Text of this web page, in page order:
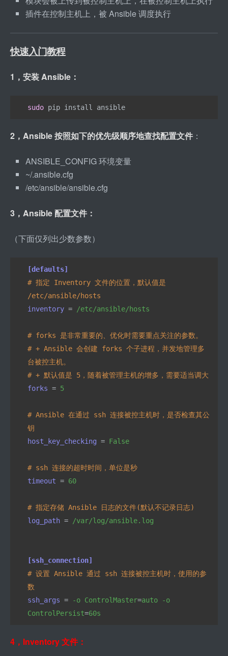
插件在控制主机上，被 Ansible 调度执行
快速入门教程
1，安装 Ansible：
sudo pip install ansible
2，Ansible 按照如下的优先级顺序地查找配置文件 ：
ANSIBLE CONFIG 环境变量
~/.ansible.cfg
/etc/ansible/ansible.cfg
3，Ansible 配置文件：
（下面仅列出少数参数）
[defaults]
# 指定 Inventory 文件的位置，默认值是
/etc/ansible/hosts
inventory = /etc/ansible/hosts
# forks 是非常重要的、优化时需要重点关注的参数。
# + Ansible 会创建 forks 个子进程，并发地管理多
台被控主机。
# + 默认值是 5，随着被管理主机的增多，需要适当调大
forks = 5
# Ansible 在通过 ssh 连接被控主机时，是否检查其公
钥
host_key_checking = False
# ssh 连接的超时时间，单位是秒
timeout = 60
# 指定存储 Ansible 日志的文件(默认不记录日志)
log_path = /var/log/ansible.log
[ssh_connection]
# 设置 Ansible 通过 ssh 连接被控主机时，使用的参
数
ssh_args = -o ControlMaster=auto -o
ControlPersist=60s
4，Inventory 文件：